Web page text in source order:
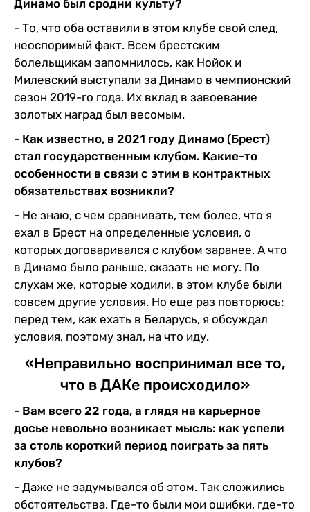
Динамо был сродни культу?
- То, что оба оставили в этом клубе свой след,
неоспоримый факт. Всем брестским
болельщикам запомнилось, как Нойок и
Милевский выступали за Динамо в чемпионский
сезон 2019-го года. Их вклад в завоевание
золотых наград был весомым.
- Как известно, в 2021 году Динамо (Брест)
стал государственным клубом. Какие-то
особенности в связи с этим в контрактных
обязательствах возникли?
- Не знаю, с чем сравнивать, тем более, что я
ехал в Брест на определенные условия, о
которых договаривался с клубом заранее. А что
в Динамо было раньше, сказать не могу. По
слухам же, которые ходили, в этом клубе были
совсем другие условия. Но еще раз повторюсь:
перед тем, как ехать в Беларусь, я обсуждал
условия, поэтому знал, на что иду.
«Неправильно воспринимал все то,
что в ДАКе происходило»
- Вам всего 22 года, а глядя на карьерное
досье невольно возникает мысль: как успели
за столь короткий период поиграть за пять
клубов?
- Даже не задумывался об этом. Так сложились
обстоятельства. Где-то были мои ошибки, где-то